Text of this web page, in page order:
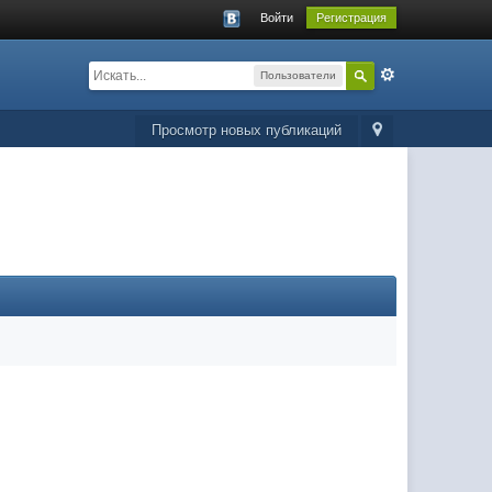
Войти Регистрация
Пользователи
Просмотр новых публикаций